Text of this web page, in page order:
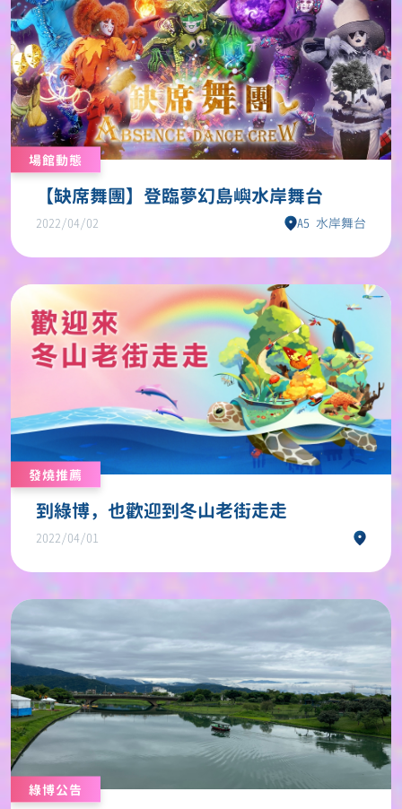
場館動態
【缺席舞團】登臨夢幻島嶼水岸舞台
2022/04/02 A5 水岸舞台
發燒推薦
到綠博，也歡迎到冬山老街走走
2022/04/01
綠博公告